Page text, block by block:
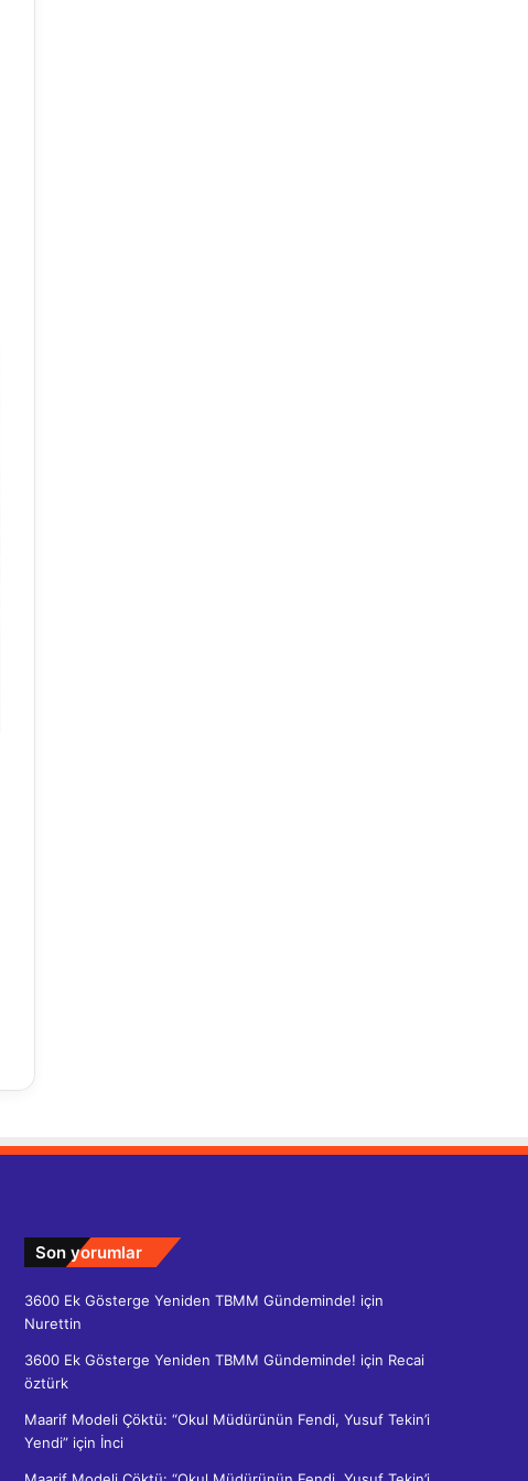
Son yorumlar
3600 Ek Gösterge Yeniden TBMM Gündeminde! için
Nurettin
3600 Ek Gösterge Yeniden TBMM Gündeminde! için Recai
öztürk
Maarif Modeli Çöktü: “Okul Müdürünün Fendi, Yusuf Tekin’i
Yendi” için İnci